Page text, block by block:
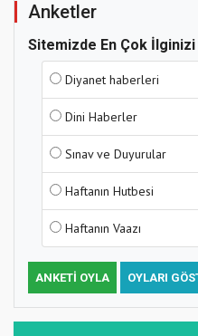
Anketler
Sitemizde En Çok
Diyanet haberleri
Dini Haberler
Sınav ve Duyurular
Haftanın Hutbesi
Haftanın Vaazı
ANKETI OYLA OYLARI